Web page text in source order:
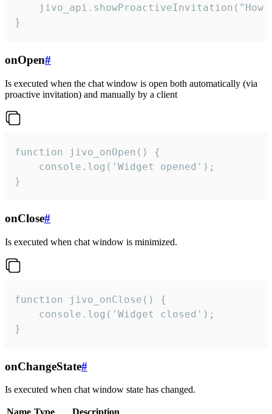
jivo_api.showProactiveInvitation("How
}
onOpen#
Is executed when the chat window is open both automatically (via
proactive invitation) and manually by a client
function jivo_onOpen() {
    console.log('Widget opened');
}
onClose#
Is executed when chat window is minimized.
function jivo_onClose() {
    console.log('Widget closed');
}
onChangeState#
Is executed when chat window state has changed.